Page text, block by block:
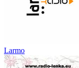
Larmo